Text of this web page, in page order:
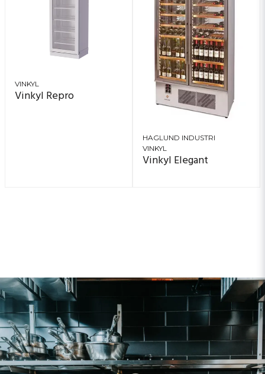
VINKYL
Vinkyl Repro
HAGLUND INDUSTRI
VINKYL
Vinkyl Elegant